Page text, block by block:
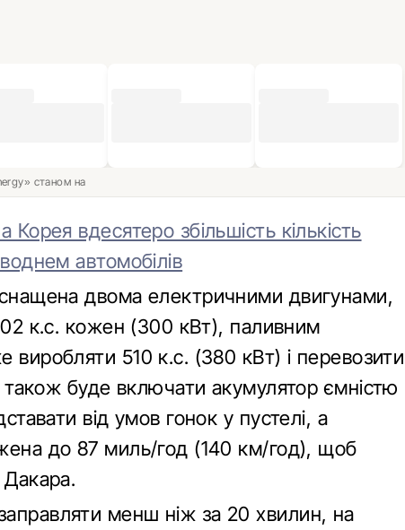
станом на
Корея вдесятеро збільшість кількість
автомобілів
двома електричними двигунами,
к.с. кожен (300 кВт), паливним
510 к.с. (380 кВт) і перевозити
буде включати акумулятор ємністю
від умов гонок у пустелі, а
до 87 миль/год (140 км/год), щоб
Дакара.
менш ніж за 20 хвилин, на